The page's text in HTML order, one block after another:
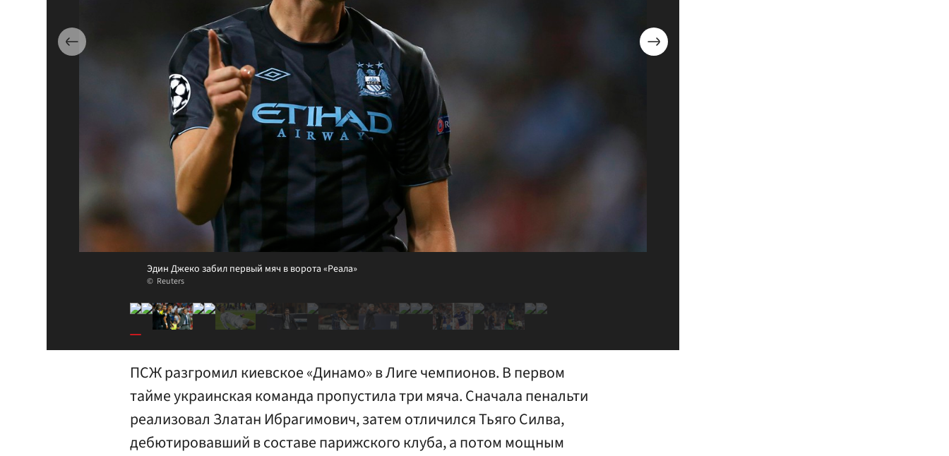
Эдин Джеко забил первый мяч в ворота «Реала»
Reuters
ПСЖ разгромил киевское «Динамо» в Лиге чемпионов. В первом
тайме украинская команда пропустила три мяча. Сначала пенальти
реализовал Златан Ибрагимович, затем отличился Тьяго Силва,
дебютировавший в составе парижского клуба, а потом мощным